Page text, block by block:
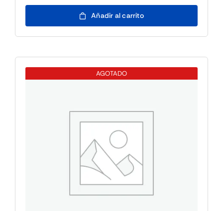
Fujitsu
WINSVR
10CORE
ROK
Añadir al carrito
AGOTADO